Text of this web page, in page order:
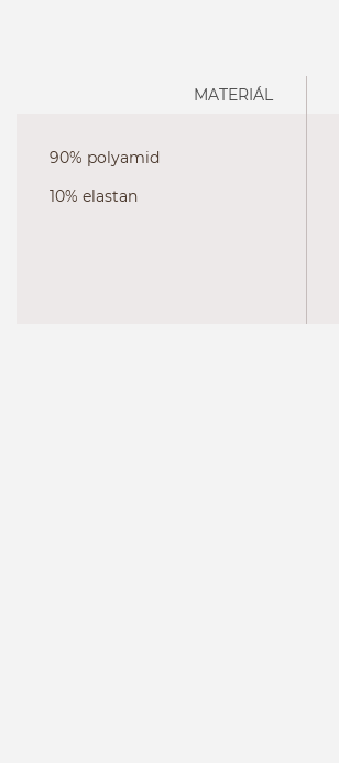
MATERIÁL
90% polyamid
10% elastan